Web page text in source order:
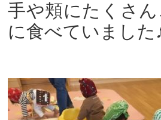
手や頬にたくさ
に食べていました